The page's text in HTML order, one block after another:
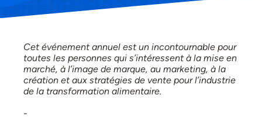
Cet événement annuel est un incontournable pour
toutes les personnes qui s’intéressent à la mise en
marché, à l’image de marque, au marketing, à la
création et aux stratégies de vente pour l’industrie
de la transformation alimentaire.
-